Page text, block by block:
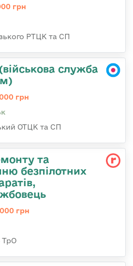
грн
РТЦК та СП
служба
грн
ОТЦК та СП
та
безпілотних
грн
ТрО